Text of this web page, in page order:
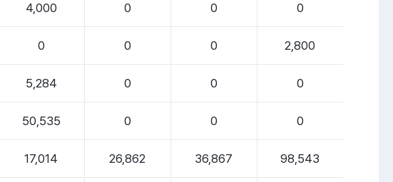
4,000 0 0 0
0 0 0 2,800
5,284 0 0 0
50,535 0 0 0
17,014 26,862 36,867 98,543